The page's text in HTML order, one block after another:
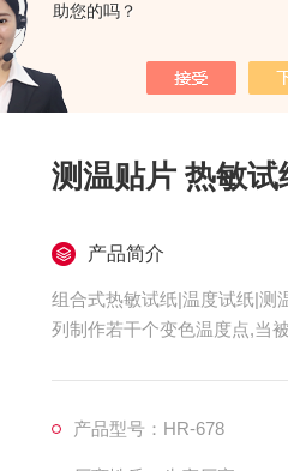
助您的吗？
测温贴片 热敏
产品简介
组合式热敏试纸|温度试纸|测
列制作若干个变色温度点,当
产品型号：HR-678